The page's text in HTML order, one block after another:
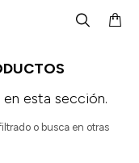
esta sección.
o busca en otras